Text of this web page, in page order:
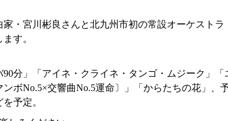
・宮川彬良さんと北九州市初の常設オーケスト
す。
分」「アイネ・クライネ・タンゴ・ムジーク」
ボNo.5×交響曲No.5運命〕」「からたちの花」、
予定。